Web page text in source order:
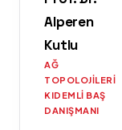
Alperen
Kutlu
AĞ
TOPOLOJILERI
KIDEMLI BAŞ
DANIŞMANI